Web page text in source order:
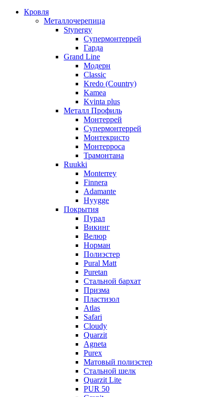
Кровля
Металлочерепица
Stynergy
Супермонтеррей
Гарда
Grand Line
Модерн
Classic
Kredo (Country)
Kamea
Kvinta plus
Металл Профиль
Монтеррей
Супермонтеррей
Монтекристо
Монтерроса
Трамонтана
Ruukki
Monterrey
Finnera
Adamante
Hyygge
Покрытия
Пурал
Викинг
Велюр
Норман
Полиэстер
Pural Matt
Puretan
Стальной бархат
Призма
Пластизол
Atlas
Safari
Cloudy
Quarzit
Agneta
Purex
Матовый полиэстер
Стальной шелк
Quarzit Lite
PUR 50